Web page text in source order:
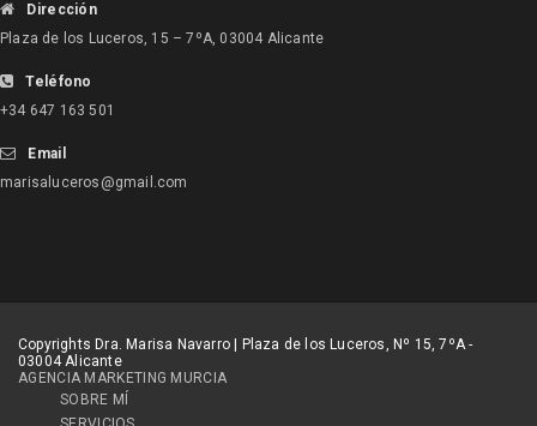
Dirección
Plaza de los Luceros, 15 – 7ºA, 03004 Alicante
Teléfono
+34 647 163 501
Email
marisaluceros@gmail.com
Copyrights Dra. Marisa Navarro | Plaza de los Luceros, Nº 15, 7ºA -
03004 Alicante
AGENCIA MARKETING MURCIA
SOBRE MÍ